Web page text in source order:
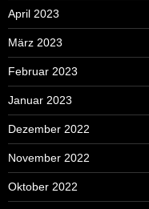
April 2023
März 2023
Februar 2023
Januar 2023
Dezember 2022
November 2022
Oktober 2022